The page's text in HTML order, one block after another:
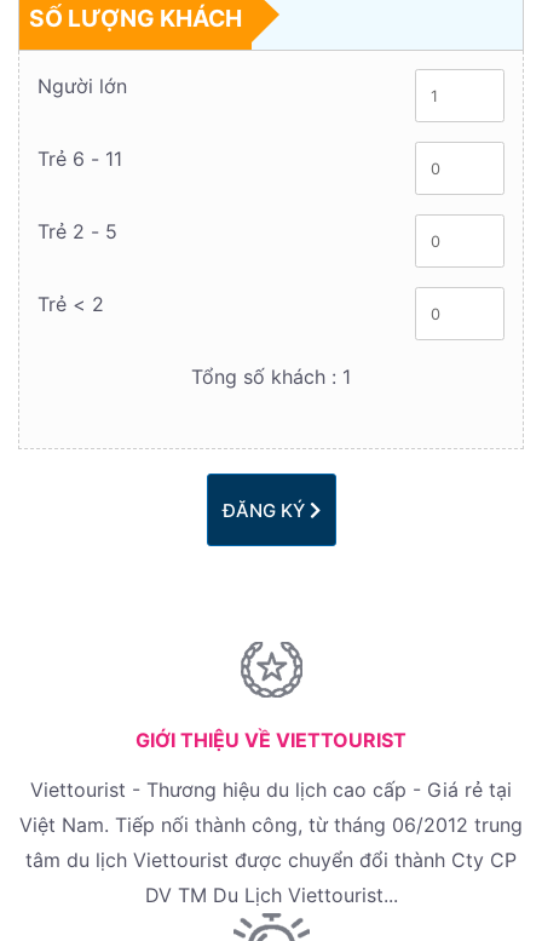
SỐ LƯỢNG KHÁCH
Người lớn
Trẻ 6 - 11
Trẻ 2 - 5
Trẻ < 2
Tổng số khách : 1
ĐĂNG KÝ
GIỚI THIỆU VỀ VIETTOURIST
Viettourist - Thương hiệu du lịch cao cấp - Giá rẻ tại
Việt Nam. Tiếp nối thành công, từ tháng 06/2012 trung
tâm du lịch Viettourist được chuyển đổi thành Cty CP
DV TM Du Lịch Viettourist...